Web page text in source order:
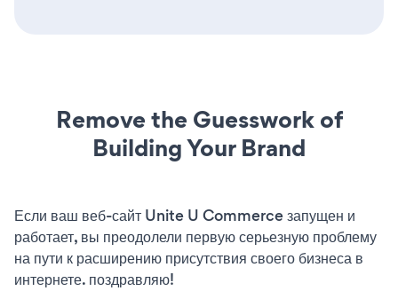
Remove the Guesswork of
Building Your Brand
Если ваш веб-сайт Unite U Commerce запущен и
работает, вы преодолели первую серьезную проблему
на пути к расширению присутствия своего бизнеса в
интернете. поздравляю!